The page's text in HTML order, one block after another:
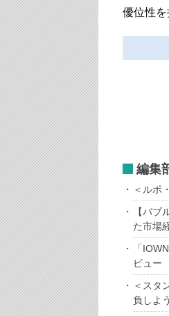
優位性
編集
＜ルポ
【バ
た市場
「
ビュー
＜スタ
負しよ